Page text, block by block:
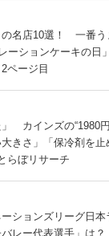
名店10選！ 一番う
ーションケーキの日
ページ目
」 カインズの“1980
きさ」「保冷剤を止
らぼリサーチ
ーションズリーグ日
レー代表選手」は